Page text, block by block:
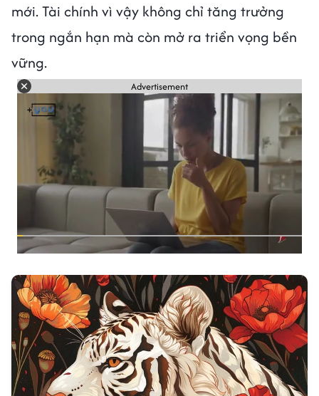
mới. Tài chính vì vậy không chỉ tăng trưởng
trong ngắn hạn mà còn mở ra triển vọng bền
vững.
Advertisement